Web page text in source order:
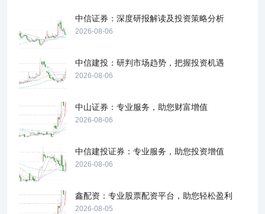
中信证券：深度研报解读及投资策略分析
2026-08-06
中信建投：研判市场趋势，把握投资机遇
2026-08-06
中山证券：专业服务，助您财富增值
2026-08-06
中信建投证券：专业服务，助您投资增值
2026-08-06
鑫配资：专业股票配资平台，助您轻松盈利
2026-08-05